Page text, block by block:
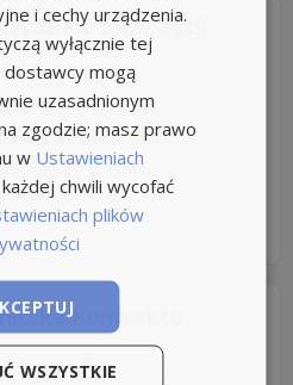
Inwestycji
pracy: Stała
mies. brutto
w Gdyni
Kontraktu
pracy: Stała
i cechy urządzenia.
wyłącznie tej
mogą
uzasadnionym
zgodzie; masz prawo
w Ustawieniach
chwili wycofać
plików
WSZYSTKIE